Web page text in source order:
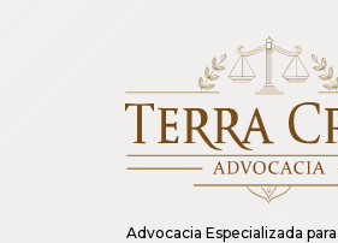
Advocacia Especializada